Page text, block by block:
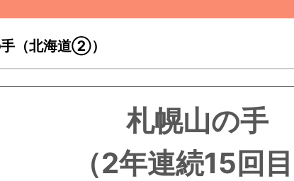
（北海道②）
札幌山の手
（2年連続15回目